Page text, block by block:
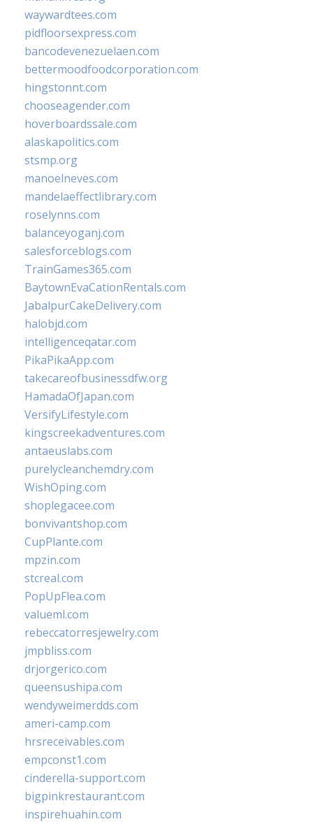
waywardtees.com
pidfloorsexpress.com
bancodevenezuelaen.com
bettermoodfoodcorporation.com
hingstonnt.com
chooseagender.com
hoverboardssale.com
alaskapolitics.com
stsmp.org
manoelneves.com
mandelaeffectlibrary.com
roselynns.com
balanceyoganj.com
salesforceblogs.com
TrainGames365.com
BaytownEvaCationRentals.com
JabalpurCakeDelivery.com
halobjd.com
intelligenceqatar.com
PikaPikaApp.com
takecareofbusinessdfw.org
HamadaOfJapan.com
VersifyLifestyle.com
kingscreekadventures.com
antaeuslabs.com
purelycleanchemdry.com
WishOping.com
shoplegacee.com
bonvivantshop.com
CupPlante.com
mpzin.com
stcreal.com
PopUpFlea.com
valueml.com
rebeccatorresjewelry.com
jmpbliss.com
drjorgerico.com
queensushipa.com
wendyweimerdds.com
ameri-camp.com
hrsreceivables.com
empconst1.com
cinderella-support.com
bigpinkrestaurant.com
inspirehuahin.com